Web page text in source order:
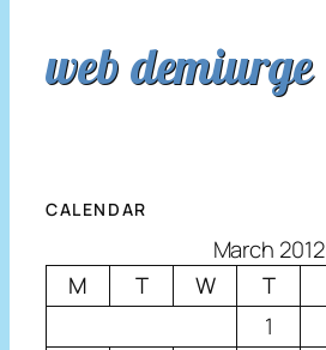
web demiurge
CALENDAR
March 2012
M
T W T
1